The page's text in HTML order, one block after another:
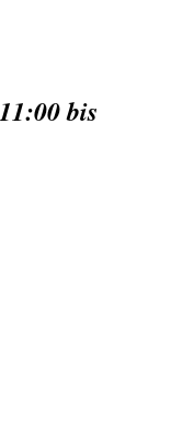
bis